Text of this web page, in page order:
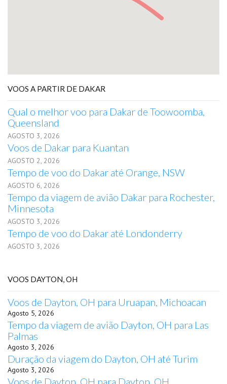
VOOS A PARTIR DE DAKAR
Qual o melhor voo para Dakar de Toowoomba,
Queensland
AGOSTO 3, 2026
Voos de Dakar para Kuantan
AGOSTO 2, 2026
Tempo de voo do Dakar até Orange, NSW
AGOSTO 6, 2026
Tempo da viagem de avião Dakar para Rochester,
Minnesota
AGOSTO 3, 2026
Tempo de voo do Dakar até Londonderry
AGOSTO 3, 2026
VOOS DAYTON, OH
Voos de Dayton, OH para Uruapan, Michoacan
Agosto 5, 2026
Tempo da viagem de avião Dayton, OH para Las
Palmas
Agosto 3, 2026
Duração da viagem do Dayton, OH até Turim
Agosto 3, 2026
Voos de Dayton, OH para Dayton, OH